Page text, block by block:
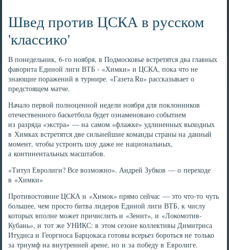
Швед против ЦСКА в русском
'классико'
В понедельник, 6-го ноября, в Подмосковье встретятся два главных
фаворита Единой лиги ВТБ - «Химки» и ЦСКА, пока что не
знающие поражений в турнире. «Газета.Ru» рассказывает о
предстоящем матче.
Начало первой полноценной недели ноября для поклонников
отечественного баскетбола будет ознаменовано событием
из разряда «экстра» — на самом «флажке» удлиненных выходных
в Химках встретятся две сильнейшие команды страны на данный
момент, чтобы устроить шоу даже не национальных,
а континентальных масштабов.
«Титул Евролиги? Все возможно». Андрей Зубков — о переходе
в «Химки»
Противостояние ЦСКА и «Химок» прямо сейчас — это что-то чуть
большее, чем просто битва лидеров Единой лиги ВТБ, к числу
которых вполне может причислить и «Зенит», и «Локомотив-
Кубань», и тот же УНИКС: в этом сезоне коллективы Димитриса
Итудиса и Георгиоса Барцокаса готовы всерьез бороться не только
за триумф на внутренней арене, но и за победу в Евролиге.